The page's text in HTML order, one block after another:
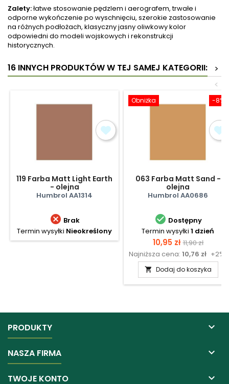
Zalety:łatwe stosowanie pędzlem i aerografem, trwałe i
odporne wykończenie po wyschnięciu, szerokie zastosowanie
na różnych podłożach, klasyczny jasny oliwkowy kolor
odpowiedni do modeli wojskowych i rekonstrukcji
historycznych.
16 INNYCH PRODUKTÓW W TEJ SAMEJ KATEGORII:
>
<
119 Farba Matt Light Earth
- olejna
Humbrol AA1314
 Brak
Termin wysyłki Nieokreślony
-8%
Obniżka
063 Farba Matt Sand -
olejna
Humbrol AA0686
 Dostępny
Termin wysyłki 1 dzień
Cena
10,95 zł Cena
11,90 zł
Najniższa cena: 10,76 zł +2%
 Dodaj do koszyka
PRODUKTY 
NASZA FIRMA 
TWOJE KONTO 